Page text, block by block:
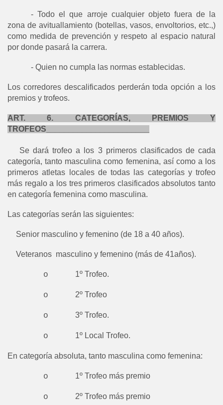
- Todo el que arroje cualquier objeto fuera de la
zona de avituallamiento (botellas, vasos, envoltorios, etc.,)
como medida de prevención y respeto al espacio natural
por donde pasará la carrera.
- Quien no cumpla las normas establecidas.
Los corredores descalificados perderán toda opción a los
premios y trofeos.
ART. 6. CATEGORÍAS, PREMIOS Y
TROFEOS_______________________
Se dará trofeo a los 3 primeros clasificados de cada
categoría, tanto masculina como femenina, así como a los
primeros atletas locales de todas las categorías y trofeo
más regalo a los tres primeros clasificados absolutos tanto
en categoría femenina como masculina.
Las categorías serán las siguientes:
Senior masculino y femenino (de 18 a 40 años).
Veteranos masculino y femenino (más de 41años).
o 1º Trofeo.
o 2º Trofeo
o 3º Trofeo.
o 1º Local Trofeo.
En categoría absoluta, tanto masculina como femenina:
o 1º Trofeo más premio
o 2º Trofeo más premio